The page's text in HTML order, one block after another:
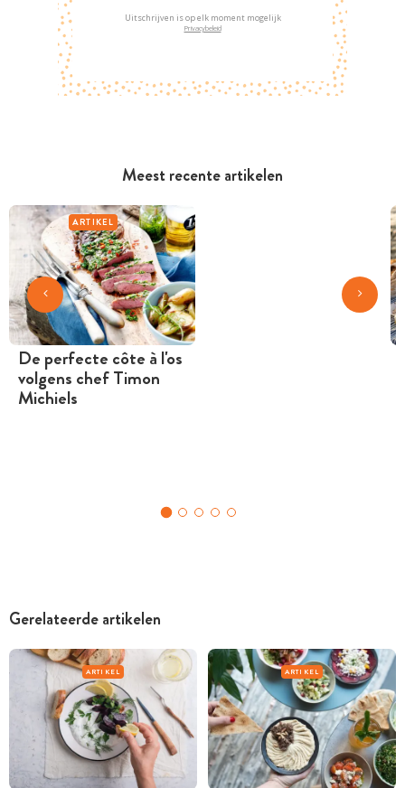
Meest recente artikelen
ARTIKEL
De perfecte côte à l'os
volgens chef Timon
Michiels
Uitschrijven is op elk moment mogelijk
Privacybeleid
Gerelateerde artikelen
ARTIKEL ARTIKEL